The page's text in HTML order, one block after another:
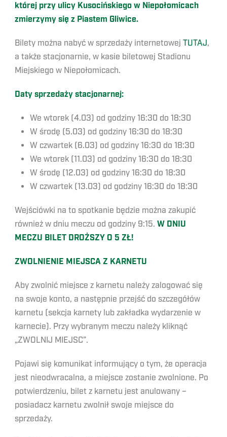
której przy ulicy Kusocińskiego w Niepołomicach
zmierzymy się z Piastem Gliwice.
Bilety można nabyć w sprzedaży internetowej TUTAJ,
a także stacjonarnie, w kasie biletowej Stadionu
Miejskiego w Niepołomicach.
Daty sprzedaży stacjonarnej:
We wtorek (4.03) od godziny 16:30 do 18:30
W środę (5.03) od godziny 16:30 do 18:30
W czwartek (6.03) od godziny 16:30 do 18:30
We wtorek (11.03) od godziny 16:30 do 18:30
W środę (12.03) od godziny 16:30 do 18:30
W czwartek (13.03) od godziny 16:30 do 18:30
Wejściówki na to spotkanie będzie można zakupić
również w dniu meczu od godziny 9:15. W DNIU
MECZU BILET DROŻSZY O 5 ZŁ!
ZWOLNIENIE MIEJSCA Z KARNETU
Aby zwolnić miejsce z karnetu należy zalogować się
na swoje konto, a następnie przejść do szczegółów
karnetu (sekcja karnety lub zakładka wydarzenie w
karnecie). Przy wybranym meczu należy kliknąć
„ZWOLNIJ MIEJSC”.
Pojawi się komunikat informujący o tym, że operacja
jest nieodwracalna, a miejsce zostanie zwolnione. Po
potwierdzeniu, bilet z karnetu jest anulowany –
posiadacz karnetu zwolnił swoje miejsce do
sprzedaży.